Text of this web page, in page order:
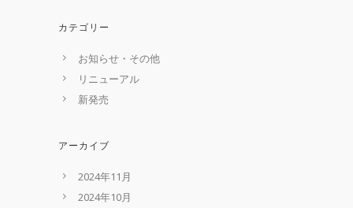
カテゴリー
お知らせ・その他
リニューアル
新発売
アーカイブ
2024年11月
2024年10月